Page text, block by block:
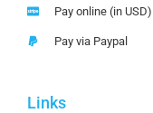
Pay online (in USD)
Pay via Paypal
Links